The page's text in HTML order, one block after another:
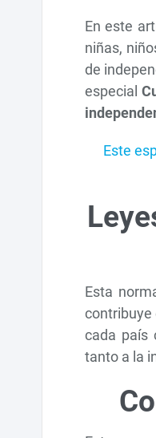
En este
niñas,
de
especial
Este
Esta
contribuye
cada país
tanto a la